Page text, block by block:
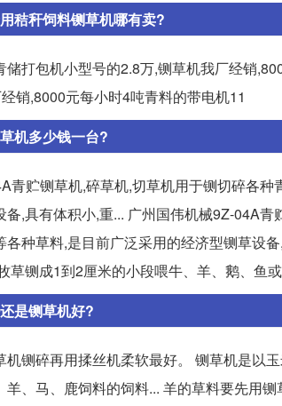
秸秆饲料铡草机哪有卖?
储打包机小型号的2.8万,铡草机我厂经销
销,8000元每小时4吨青料的带电机11
机多少钱一台?
青贮铡草机,碎草机,切草机用于铡切碎各
备,具有体积小,重... 广州国伟机械9Z-04A
各种草料,是目前广泛采用的经济型铡草设
草铡成1到2厘米的小段喂牛、羊、鹅、鱼
是铡草机好?
机铡碎再用揉丝机柔软最好。 铡草机是以
羊、马、鹿饲料的饲料... 羊的草料要先用